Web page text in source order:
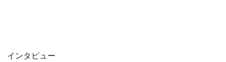
インタビュー